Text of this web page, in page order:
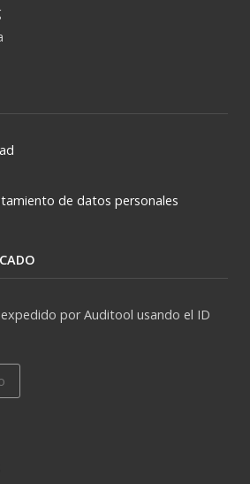
de datos personales
por Auditool usando el ID